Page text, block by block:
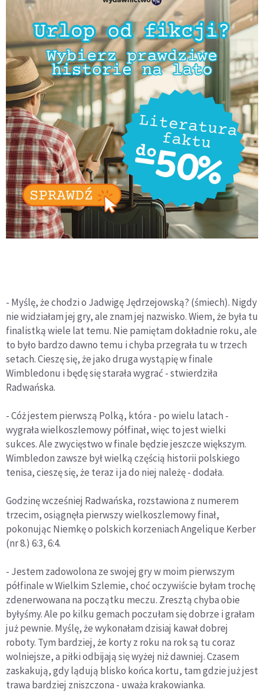
- Myślę, że chodzi o Jadwigę Jędrzejowską? (śmiech). Nigdy
nie widziałam jej gry, ale znam jej nazwisko. Wiem, że była tu
finalistką wiele lat temu. Nie pamiętam dokładnie roku, ale
to było bardzo dawno temu i chyba przegrała tu w trzech
setach. Cieszę się, że jako druga wystąpię w finale
Wimbledonu i będę się starała wygrać - stwierdziła
Radwańska.
- Cóż jestem pierwszą Polką, która - po wielu latach -
wygrała wielkoszlemowy półfinał, więc to jest wielki
sukces. Ale zwycięstwo w finale będzie jeszcze większym.
Wimbledon zawsze był wielką częścią historii polskiego
tenisa, cieszę się, że teraz i ja do niej należę - dodała.
Godzinę wcześniej Radwańska, rozstawiona z numerem
trzecim, osiągnęła pierwszy wielkoszlemowy finał,
pokonując Niemkę o polskich korzeniach Angelique Kerber
(nr 8.) 6:3, 6:4.
- Jestem zadowolona ze swojej gry w moim pierwszym
półfinale w Wielkim Szlemie, choć oczywiście byłam trochę
zdenerwowana na początku meczu. Zresztą chyba obie
byłyśmy. Ale po kilku gemach poczułam się dobrze i grałam
już pewnie. Myślę, że wykonałam dzisiaj kawał dobrej
roboty. Tym bardziej, że korty z roku na rok są tu coraz
wolniejsze, a piłki odbijają się wyżej niż dawniej. Czasem
zaskakują, gdy lądują blisko końca kortu, tam gdzie już jest
trawa bardziej zniszczona - uważa krakowianka.